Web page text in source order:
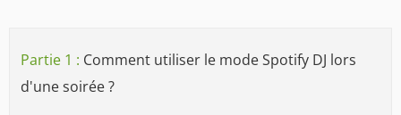
Partie 1 : Comment utiliser le mode Spotify DJ lors
d'une soirée ?